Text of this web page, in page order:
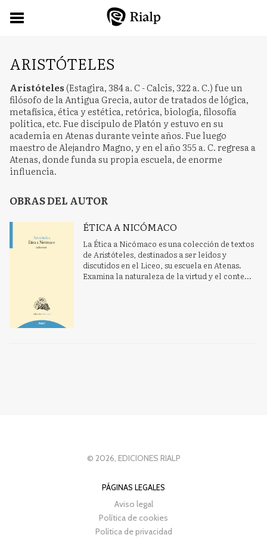
ARISTÓTELES
Aristóteles(Estagira, 384 a. C - Calcis, 322 a. C.) fue un
filósofo de la Antigua Grecia, autor de tratados de lógica,
metafísica, ética y estética, retórica, biología, filosofía
política, etc. Fue discípulo de Platón y estuvo en su
academia en Atenas durante veinte años. Fue luego
maestro de Alejandro Magno, y en el año 355 a. C. regresa a
Atenas, donde funda su propia escuela, de enorme
influencia.
OBRAS DEL AUTOR
ÉTICA A NICÓMACO
La Ética a Nicómaco es una colección de textos
de Aristóteles, destinados a ser leídos y
discutidos en el Liceo, su escuela en Atenas.
Examina la naturaleza de la virtud y el conte...
© 2026, EDICIONES RIALP
PÁGINAS LEGALES
Aviso legal
Política de cookies
Política de privacidad